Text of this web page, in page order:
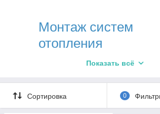
Монтаж систем
отопления
теплоснабжения
теплоснабжения и отопления —
Показать всё
Сортировка 0